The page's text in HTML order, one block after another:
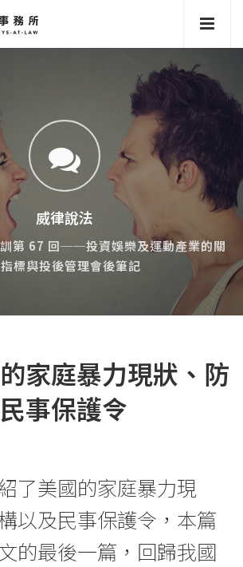
威律說法
第 67 回──投資娛樂及運動產業的關
標與投後管理會後筆記
家庭暴力現狀、防
事保護令
了美國的家庭暴力現
以及民事保護令，本篇
的最後一篇，回歸我國